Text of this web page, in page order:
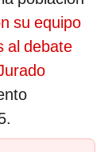
su equipo
al debate